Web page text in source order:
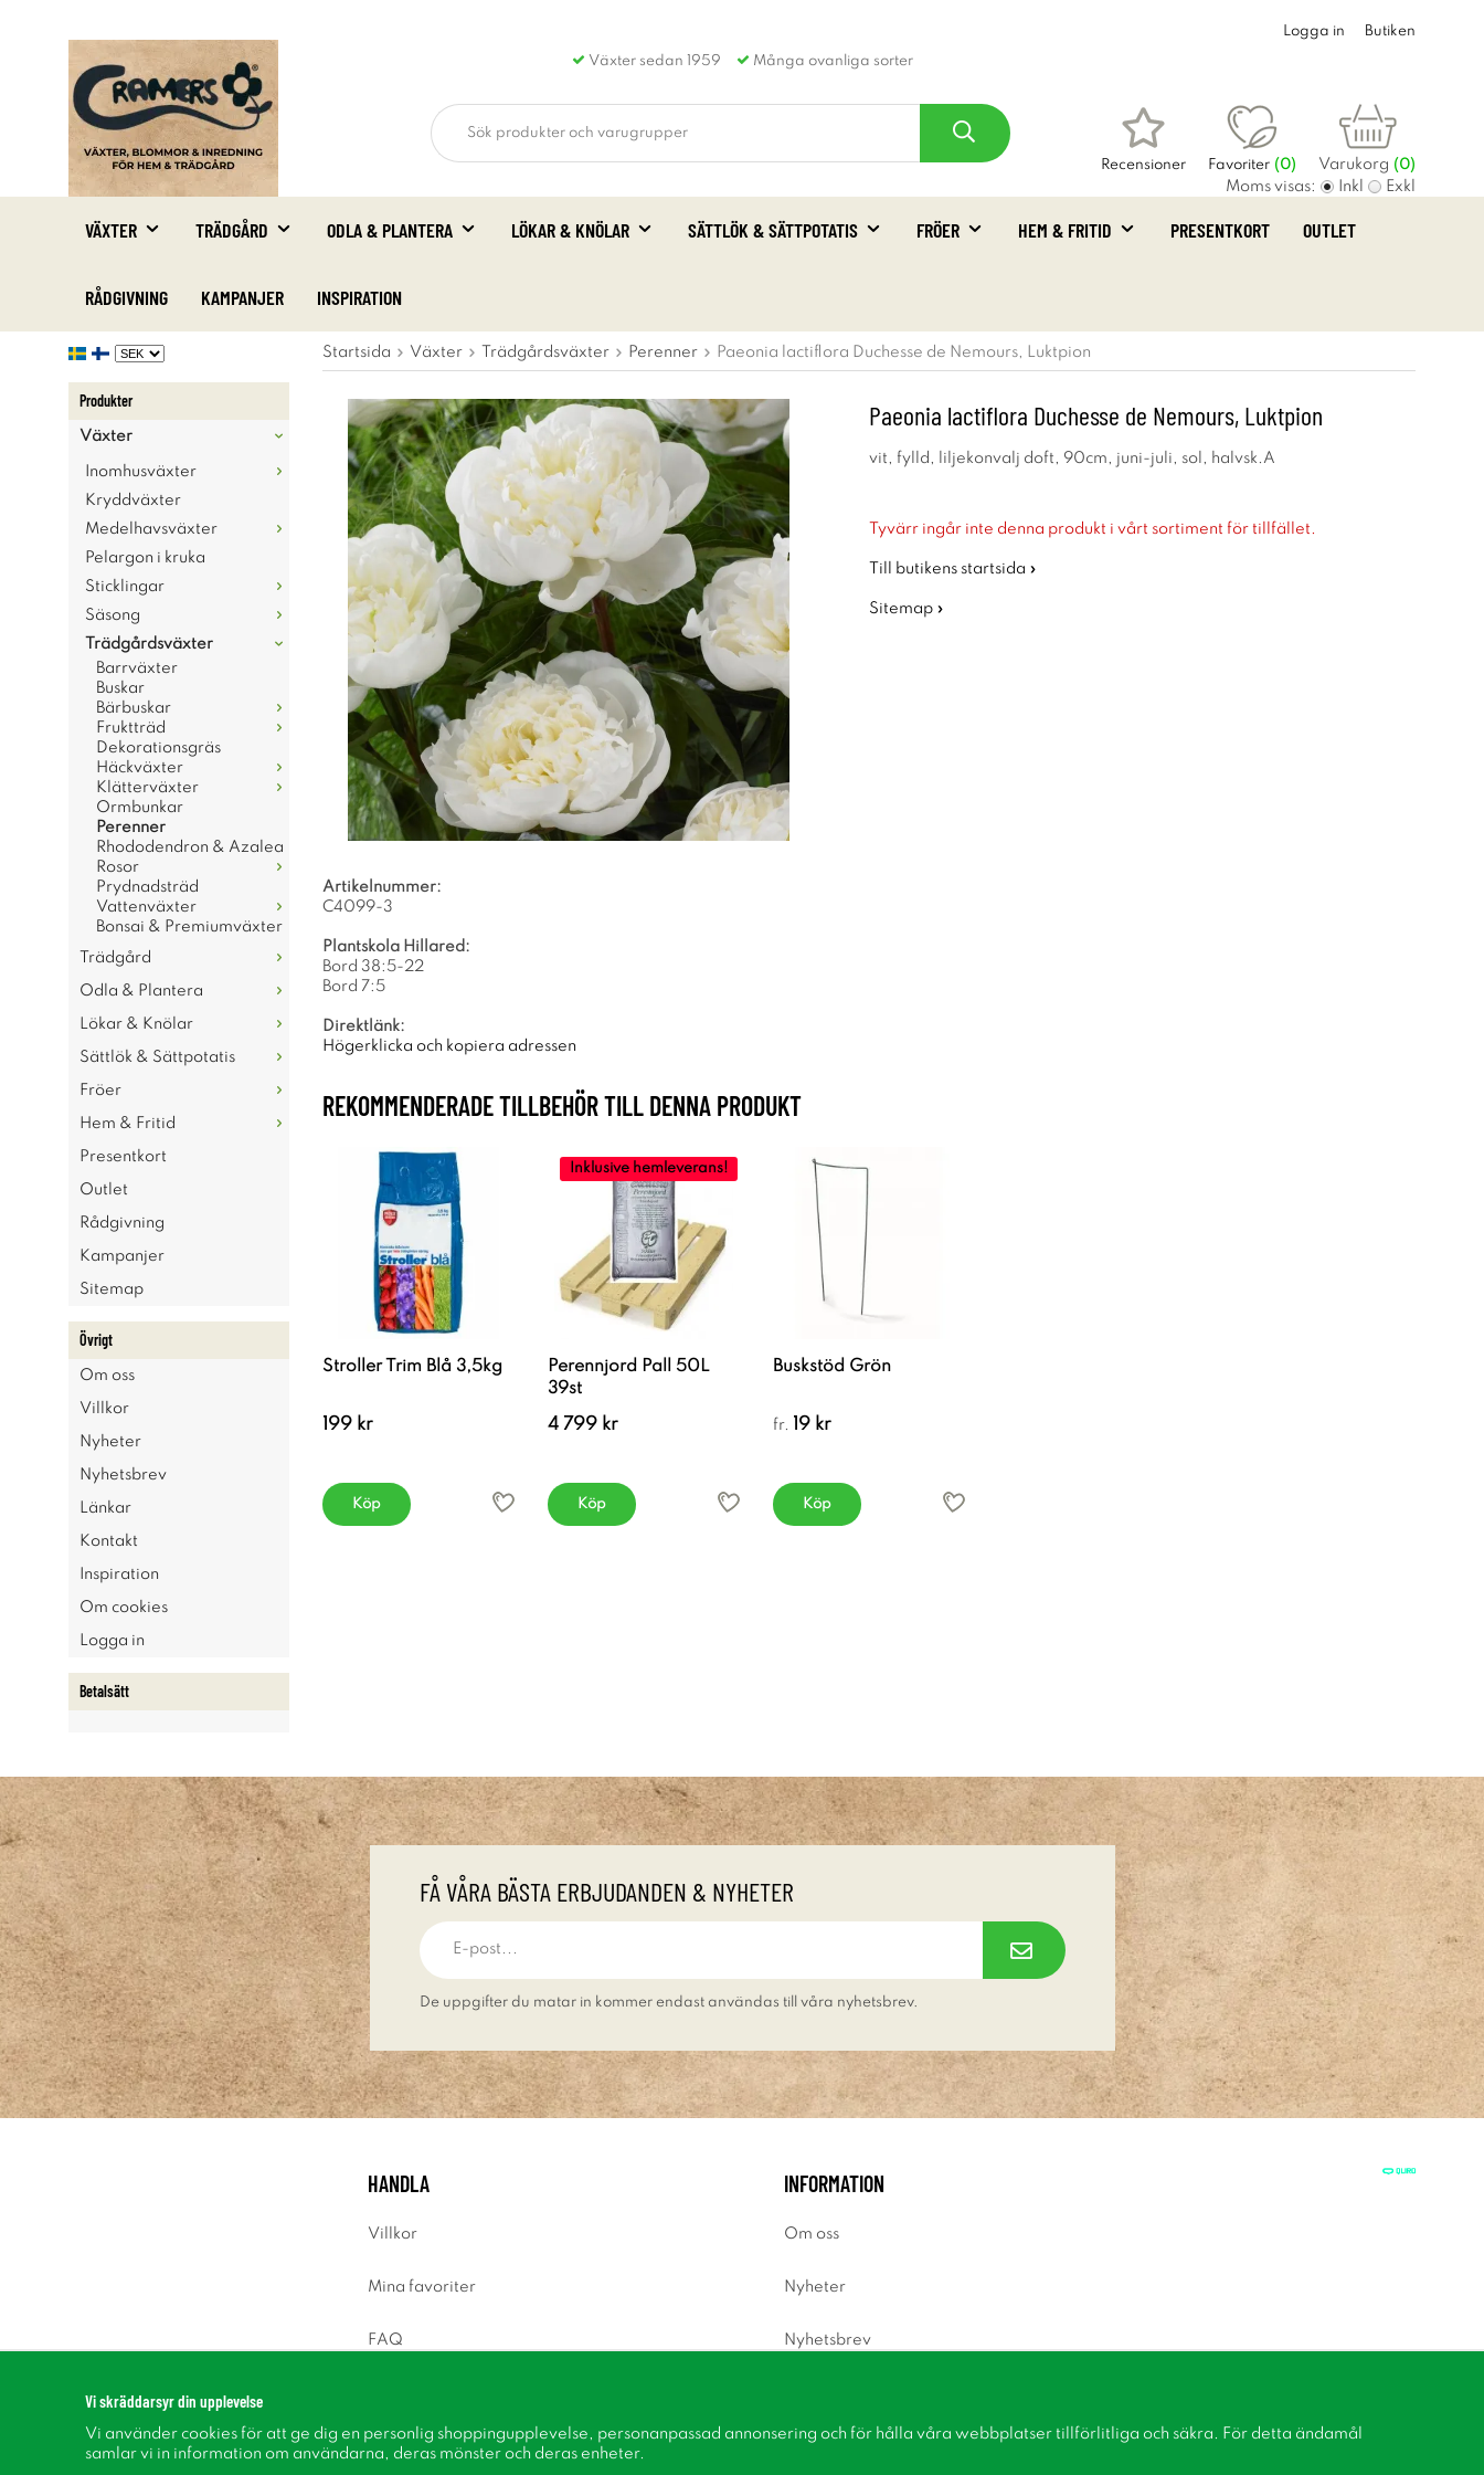
Växter sedan 1959 Många ovanliga sorter
Logga in Butiken
Recensioner Favoriter (0) Varukorg (0)
Moms visas: Inkl Exkl
VÄXTER TRÄDGÅRD ODLA & PLANTERA LÖKAR & KNÖLAR SÄTTLÖK & SÄTTPOTATIS FRÖER HEM & FRITID PRESENTKORT OUTLET
RÅDGIVNING KAMPANJER INSPIRATION
Produkter
Växter
Inomhusväxter
Kryddväxter
Medelhavsväxter
Pelargon i kruka
Sticklingar
Säsong
Trädgårdsväxter
Barrväxter
Buskar
Bärbuskar
Fruktträd
Dekorationsgräs
Häckväxter
Klätterväxter
Ormbunkar
Perenner
Rhododendron & Azalea
Rosor
Prydnadsträd
Vattenväxter
Bonsai & Premiumväxter
Trädgård
Odla & Plantera
Lökar & Knölar
Sättlök & Sättpotatis
Fröer
Hem & Fritid
Presentkort
Outlet
Rådgivning
Kampanjer
Sitemap
Övrigt
Om oss
Villkor
Nyheter
Nyhetsbrev
Länkar
Kontakt
Inspiration
Om cookies
Logga in
Betalsätt
Startsida Växter Trädgårdsväxter Perenner Paeonia lactiflora Duchesse de Nemours, Luktpion
Paeonia lactiflora Duchesse de Nemours, Luktpion
vit, fylld, liljekonvalj doft, 90cm, juni-juli, sol, halvsk.A
Tyvärr ingår inte denna produkt i vårt sortiment för tillfället.
Till butikens startsida »
Sitemap »
Artikelnummer:
C4099-3
Plantskola Hillared:
Bord 38:5-22
Bord 7:5
Direktlänk:
Högerklicka och kopiera adressen
REKOMMENDERADE TILLBEHÖR TILL DENNA PRODUKT
Stroller Trim Blå 3,5kg
199 kr
Köp
Inklusive hemleverans!
Perennjord Pall 50L
39st
4 799 kr
Köp
Buskstöd Grön
fr. 19 kr
Köp
FÅ VÅRA BÄSTA ERBJUDANDEN & NYHETER
De uppgifter du matar in kommer endast användas till våra nyhetsbrev.
HANDLA
Villkor
Mina favoriter
FAQ
INFORMATION
Om oss
Nyheter
Nyhetsbrev
Inspiration
Vi skräddarsyr din upplevelse
Vi använder cookies för att ge dig en personlig shoppingupplevelse, personanpassad annonsering och för hålla våra webbplatser tillförlitliga och säkra. För detta ändamål
samlar vi in information om användarna, deras mönster och deras enheter.